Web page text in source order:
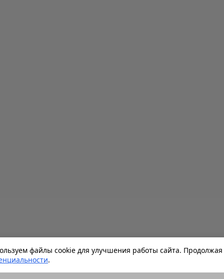
файлы cookie для улучшения работы сайта.
.